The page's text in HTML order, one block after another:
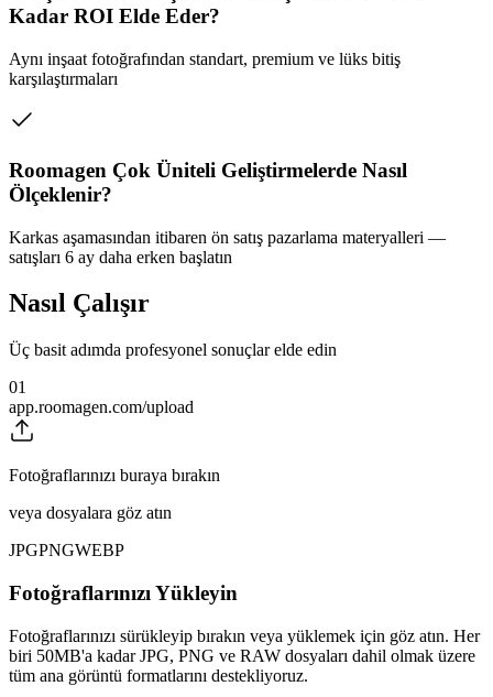
Kadar ROI Elde Eder?
Aynı inşaat fotoğrafından standart, premium ve lüks bitiş
karşılaştırmaları
Roomagen Çok Üniteli Geliştirmelerde Nasıl
Ölçeklenir?
Karkas aşamasından itibaren ön satış pazarlama materyalleri —
satışları 6 ay daha erken başlatın
Nasıl Çalışır
Üç basit adımda profesyonel sonuçlar elde edin
01
app.roomagen.com/upload
Fotoğraflarınızı buraya bırakın
veya dosyalara göz atın
JPGPNGWEBP
Fotoğraflarınızı Yükleyin
Fotoğraflarınızı sürükleyip bırakın veya yüklemek için göz atın. Her
biri 50MB'a kadar JPG, PNG ve RAW dosyaları dahil olmak üzere
tüm ana görüntü formatlarını destekliyoruz.